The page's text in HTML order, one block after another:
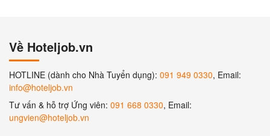
Về Hoteljob.vn
HOTLINE (dành cho Nhà Tuyển dụng): 091 949 0330, Email:
info@hoteljob.vn
Tư vấn & hỗ trợ Ứng viên: 091 668 0330, Email:
ungvien@hoteljob.vn